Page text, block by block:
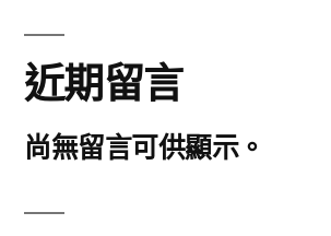
近期留言
尚無留言可供顯示。